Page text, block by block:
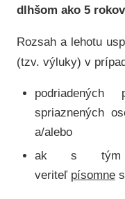
dlhšom ako 5
Rozsah a lehotu
(tzv. výluky) v
podriadených
spriaznených
a/alebo
ak s tým
veriteľ písomne